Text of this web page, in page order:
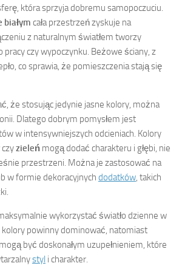
która sprzyja dobremu samopoczuciu.
białym cała przestrzeń zyskuje na
z naturalnym światłem tworzy
czy wypoczynku. Beżowe ściany, z
co sprawia, że pomieszczenia stają się
że stosując jedynie jasne kolory, można
Dlatego dobrym pomysłem jest
w intensywniejszych odcieniach. Kolory
czyzieleń mogą dodać charakteru i głębi, nie
przestrzeni. Można je zastosować na
w formie dekoracyjnych dodatków, takich
wykorzystać światło dzienne w
kolory powinny dominować, natomiast
być doskonałym uzupełnieniem, które
styl i charakter.